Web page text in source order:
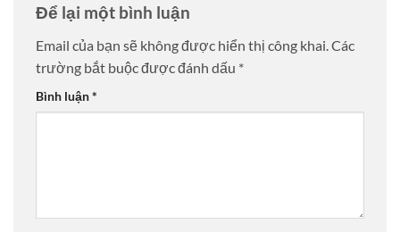
Để lại một bình luận
Email của bạn sẽ không được hiển thị công khai.Các
trường bắt buộc được đánh dấu *
Bình luận*